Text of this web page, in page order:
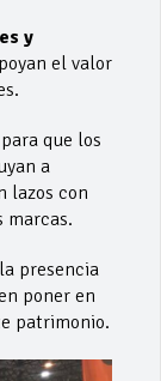
y
el valor
que los
a
lazos con
marcas.
presencia
poner en
patrimonio.